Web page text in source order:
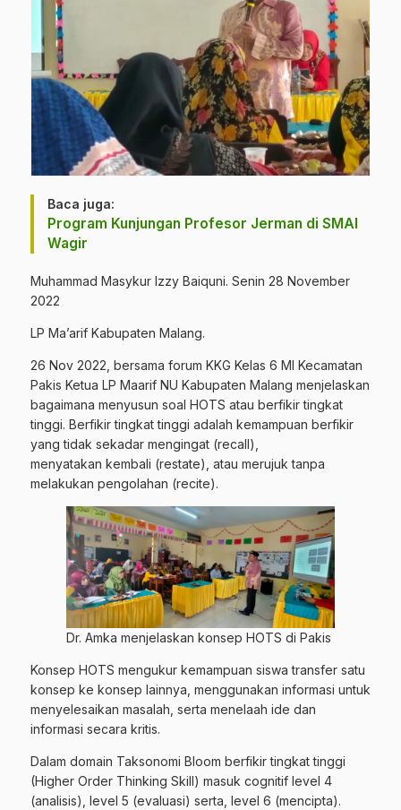
Baca juga:
Program Kunjungan Profesor Jerman di SMAI
Wagir
Muhammad Masykur Izzy Baiquni. Senin 28 November
2022
LP Ma’arif Kabupaten Malang.
26 Nov 2022, bersama forum KKG Kelas 6 MI Kecamatan
Pakis Ketua LP Maarif NU Kabupaten Malang menjelaskan
bagaimana menyusun soal HOTS atau berfikir tingkat
tinggi. Berfikir tingkat tinggi adalah kemampuan berfikir
yang tidak sekadar mengingat (recall),
menyatakan kembali (restate), atau merujuk tanpa
melakukan pengolahan (recite).
Dr. Amka menjelaskan konsep HOTS di Pakis
Konsep HOTS mengukur kemampuan siswa transfer satu
konsep ke konsep lainnya, menggunakan informasi untuk
menyelesaikan masalah, serta menelaah ide dan
informasi secara kritis.
Dalam domain Taksonomi Bloom berfikir tingkat tinggi
(Higher Order Thinking Skill) masuk cognitif level 4
(analisis), level 5 (evaluasi) serta, level 6 (mencipta).